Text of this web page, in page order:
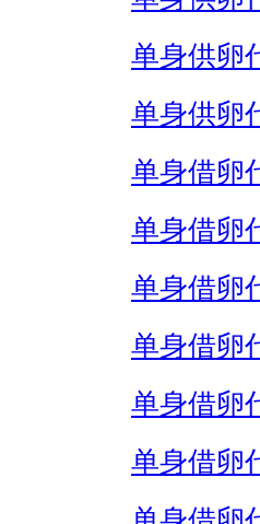
单身供卵
单身供卵
单身借卵
单身借卵
单身借卵
单身借卵
单身借卵
单身借卵